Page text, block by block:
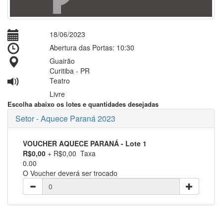
18/06/2023
Abertura das Portas: 10:30
Guairão
Curitiba - PR
Teatro
Livre
Escolha abaixo os lotes e quantidades desejadas
Setor - Aquece Paraná 2023
VOUCHER AQUECE PARANÁ - Lote 1
R$0,00 + R$0,00 Taxa
0.00
O Voucher deverá ser trocado